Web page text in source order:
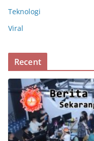
Teknologi
Viral
Recent